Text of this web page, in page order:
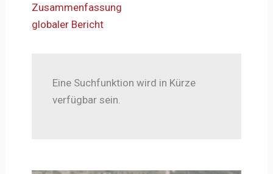
Zusammenfassung
globaler Bericht
Eine Suchfunktion wird in Kürze
verfügbar sein.